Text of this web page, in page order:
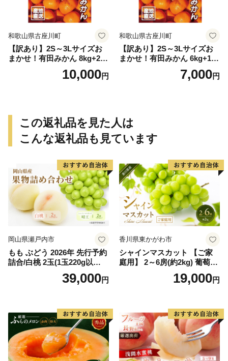
和歌山県古座川町
【訳あり】2S～3Lサイズお
まかせ！有田みかん 8kg+2kg
保証分 11月から12月下旬ま
でに順次発送致します。 / 訳
10,000円
和歌山県古座川町
【訳あり】2S～3Lサイズお
まかせ！有田みかん 6kg+1kg
保証分 11月から12月下旬ま
でに順次発送致します。 / 訳
7,000円
この返礼品を見た人は
こんな返礼品も見ています
岡山県瀬戸内市
もも ぶどう 2026年 先行予約
詰合/白桃 2玉(1玉220g以
上)・シャインマスカット 晴
39,000円
香川県東かがわ市
シャインマスカット 【ご家
庭用】 2～6房(約2kg) 葡萄 ぶ
どう ブドウ フルーツ 果物 く
だもの 果実 旬の果物 旬のフ
19,000円